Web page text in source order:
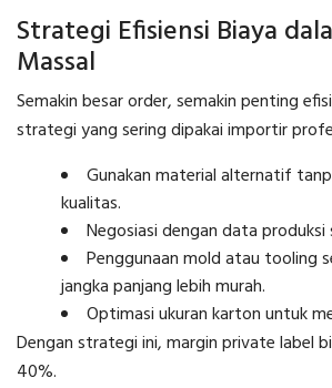
Strategi Efisiensi Biaya
Massal
Semakin besar order, semakin penting
strategi yang sering dipakai importir
Gunakan material alternatif
kualitas.
Negosiasi dengan data produksi
Penggunaan mold atau tooling
jangka panjang lebih murah.
Optimasi ukuran karton untuk
Dengan strategi ini, margin private label
40%.